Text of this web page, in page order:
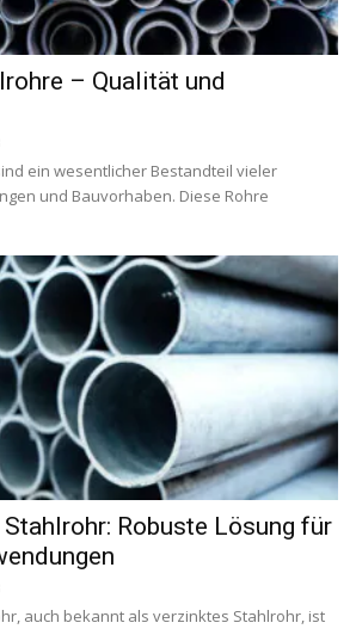
– Qualität und
ein wesentlicher Bestandteil vieler
und Bauvorhaben. Diese Rohre
Robuste Lösung für
auch bekannt als verzinktes Stahlrohr, ist